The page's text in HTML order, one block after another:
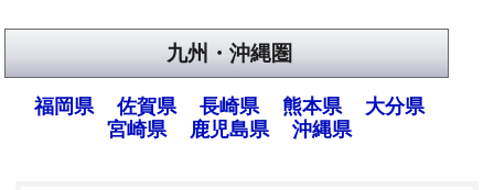
九州・沖縄圏
福岡県 佐賀県 長崎県 熊本県
大分県
宮崎県
鹿児島県 沖縄県